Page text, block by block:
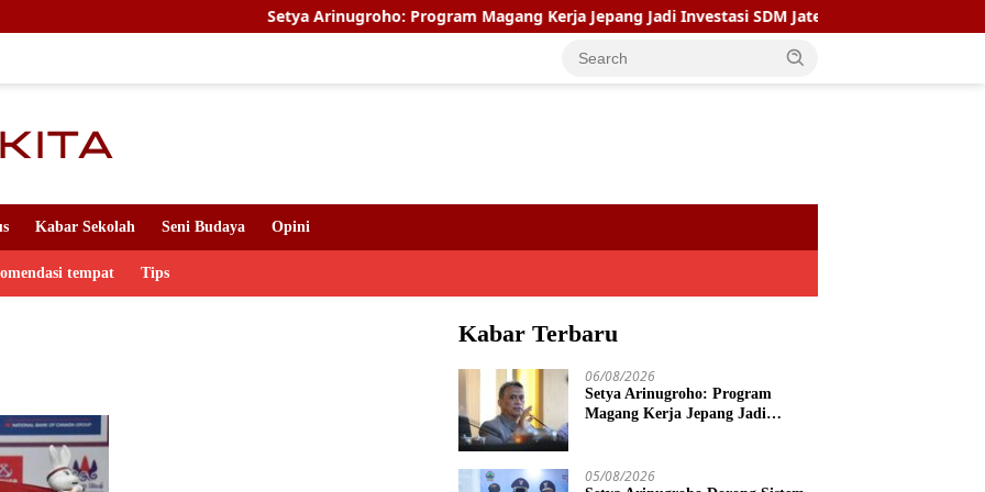
Setya Arinugroho: Program Magang Kerja Jepang Jadi Investasi SDM Jateng
Kabar Sekolah Seni Budaya Opini
tempat Tips
Kabar Terbaru
06/08/2026
Setya Arinugroho: Program
Magang Kerja Jepang Jadi
05/08/2026